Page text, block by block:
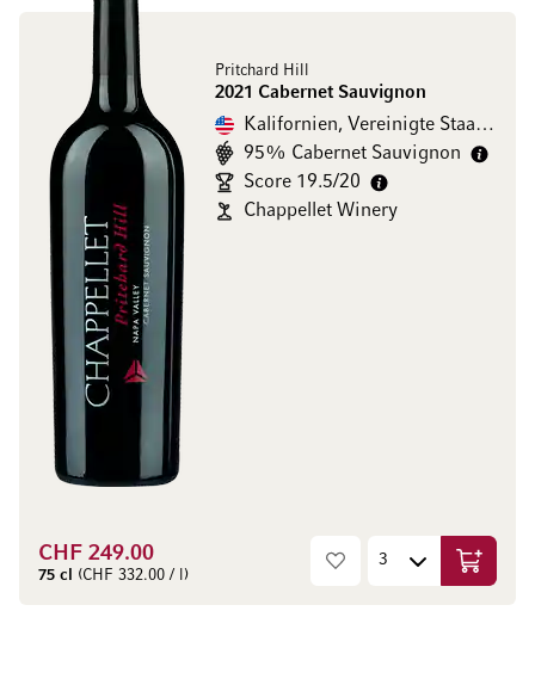
Pritchard Hill
2021 Cabernet Sauvignon
Kalifornien, Vereinigte Staaten
95% Cabernet Sauvignon
Score 19.5/20
Chappellet Winery
CHF 249.00
75 cl (CHF 332.00 / l) In den